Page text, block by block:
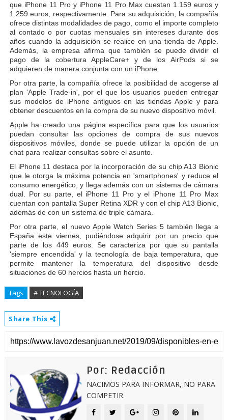
que iPhone 11 Pro y iPhone 11 Pro Max cuestan 1.159 euros y
1.259 euros, respectivamente. Para su adquisición, la compañía
ofrece distintas modalidades de pago, como el importe completo
al contado o por cuotas mensuales sin intereses durante dos
años cuando la adquisición se realice en una tienda de Apple.
Además, la empresa afirma que también se puede dividir el
pago de la cobertura AppleCare+ y de los AirPods si se
adquieren de manera conjunta con un iPhone.
Por otra parte, la compañía ofrece la posibilidad de acogerse al
plan 'Apple Trade-in', por el que los usuarios pueden entregar
sus modelos de iPhone antiguos en las tiendas Apple y para
obtener descuentos en la compra de su nuevo dispositivo móvil.
Apple ha creado una página específica para que los usuarios
puedan consultar las opciones de compra de sus nuevos
dispositivos móviles, donde se puede utilizar la opción de un
chat para realizar consultas sobre el asunto.
El iPhone 11 destaca por la incorporación de su chip A13 Bionic
que le otorga la máxima potencia en 'smartphones' y reduce el
consumo energético, y llega además con un sistema de cámara
dual. Por su parte, el iPhone 11 Pro y el iPhone 11 Pro Max
cuentan con pantalla Super Retina XDR y con el chip A13 Bionic,
además de con un sistema de triple cámara.
Por otra parte, el nuevo Apple Watch Series 5 también llega a
España este viernes, pudiéndose adquirir por un precio que
parte de los 449 euros. Se caracteriza por que su pantalla
'siempre encendida' y la tecnología de baja temperatura, que
permite mantener la temperatura del dispositivo desde
situaciones de 60 hercios hasta un hercio.
Tags # TECNOLOGÍA
Share This
Por: Redacción
NACIMOS PARA INFORMAR, NO PARA
COMPETIR.